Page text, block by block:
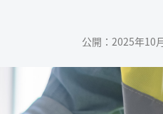
公開：2025年10